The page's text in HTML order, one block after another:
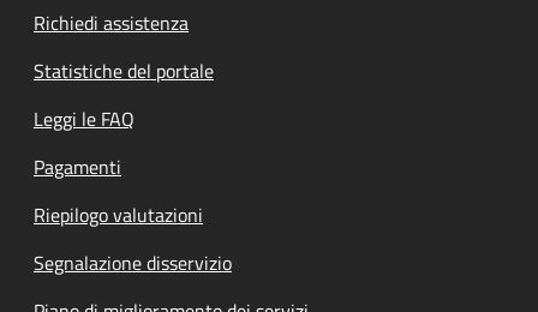
Richiedi assistenza
Statistiche del portale
Leggi le FAQ
Pagamenti
Riepilogo valutazioni
Segnalazione disservizio